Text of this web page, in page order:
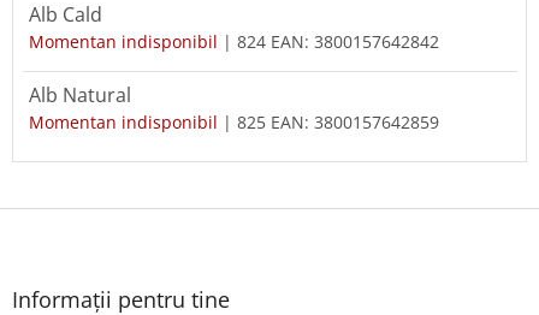
Alb Cald
Momentan indisponibil | 824 EAN: 3800157642842
Alb Natural
Momentan indisponibil | 825 EAN: 3800157642859
S
Informații pentru tine